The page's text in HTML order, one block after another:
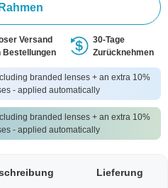
Versand
Bestellungen
30-Tage
Zurücknehmen
branded lenses + an extra 10%
- applied automatically
branded lenses + an extra 10%
- applied automatically
Lieferung